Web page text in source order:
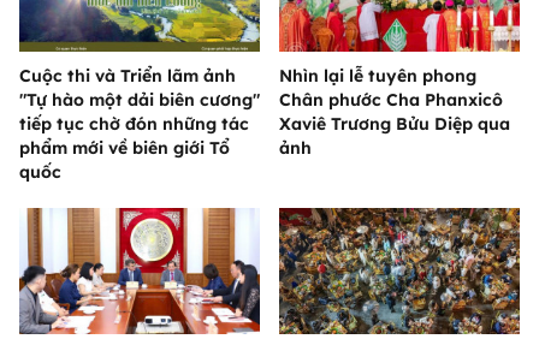
Cuộc thi và Triển lãm ảnh
"Tự hào một dải biên cương"
tiếp tục chờ đón những tác
phẩm mới về biên giới Tổ
quốc
Nhìn lại lễ tuyên phong
Chân phước Cha Phanxicô
Xaviê Trương Bửu Diệp qua
ảnh